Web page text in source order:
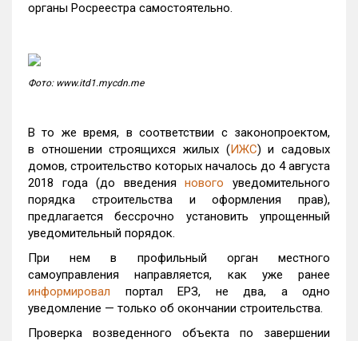
органы Росреестра самостоятельно.
Фото: www.itd1.mycdn.me
В то же время, в соответствии с законопроектом,
в отношении строящихся жилых (ИЖС) и садовых
домов, строительство которых началось до 4 августа
2018 года (до введениянового уведомительного
порядка строительства и оформления прав),
предлагается бессрочно установить упрощенный
уведомительный порядок.
При нем в профильный орган местного
самоуправления направляется, как уже ранее
информировал портал ЕРЗ, не два, а одно
уведомление — только об окончании строительства.
Проверка возведенного объекта по завершении